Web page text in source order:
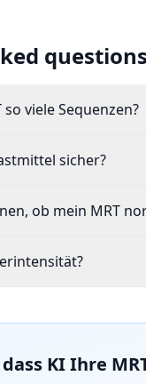
questions
viele Sequenzen?
sicher?
ob mein MRT
KI Ihre